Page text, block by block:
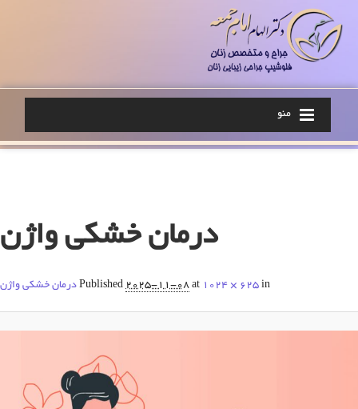
منو
درمان خشکی واژن
Published 2025-11-08 at 1024 × 625 in درمان خشکی واژن